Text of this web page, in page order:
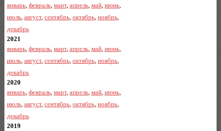
январь, февраль, март, апрель, май, июнь,
июль, август, сентябрь, октябрь, ноябрь,
декабрь
2021
январь, февраль, март, апрель, май, июнь,
июль, август, сентябрь, октябрь, ноябрь,
декабрь
2020
январь, февраль, март, апрель, май, июнь,
июль, август, сентябрь, октябрь, ноябрь,
декабрь
2019